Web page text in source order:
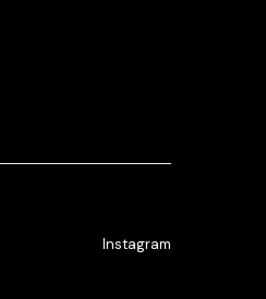
Instagram